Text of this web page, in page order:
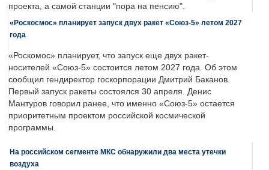
проекта, а самой станции "пора на пенсию".
«Роскосмос» планирует запуск двух ракет «Союз-5» летом 2027
года
«Роскомос» планирует, что запуск еще двух ракет-
носителей «Союз-5» состоится летом 2027 года. Об этом
сообщил гендиректор госкорпорации Дмитрий Баканов.
Первый запуск ракеты состоялся 30 апреля. Денис
Мантуров говорил ранее, что именно «Союз-5» остается
приоритетным проектом российской космической
программы.
На российском сегменте МКС обнаружили два места утечки
воздуха